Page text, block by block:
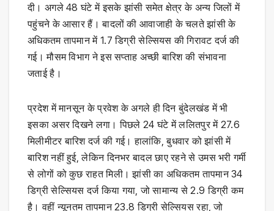
दी। अगले 48 घंटे में इसके झांसी समेत क्षेत्र के अन्य जिलों में
पहुंचने के आसार हैं। बादलों की आवाजाही के चलते झांसी के
अधिकतम तापमान में 1.7 डिग्री सेल्सियस की गिरावट दर्ज की
गई। मौसम विभाग ने इस सप्ताह अच्छी बारिश की संभावना
जताई है।
प्रदेश में मानसून के प्रवेश के अगले ही दिन बुंदेलखंड में भी
इसका असर दिखने लगा। पिछले 24 घंटे में ललितपुर में 27.6
मिलीमीटर बारिश दर्ज की गई। हालांकि, बुधवार को झांसी में
बारिश नहीं हुई, लेकिन दिनभर बादल छाए रहने से उमस भरी गर्मी
से लोगों को कुछ राहत मिली। झांसी का अधिकतम तापमान 34
डिग्री सेल्सियस दर्ज किया गया, जो सामान्य से 2.9 डिग्री कम
है। वहीं न्यूनतम तापमान 23.8 डिग्री सेल्सियस रहा, जो